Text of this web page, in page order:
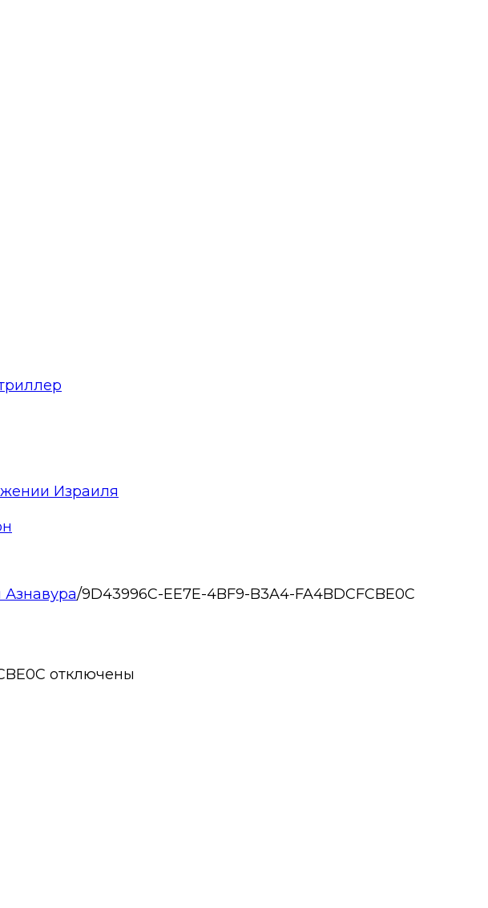
Израиля
/9D43996C-EE7E-4BF9-B3A4-FA4BDCFCBE0C
отключены